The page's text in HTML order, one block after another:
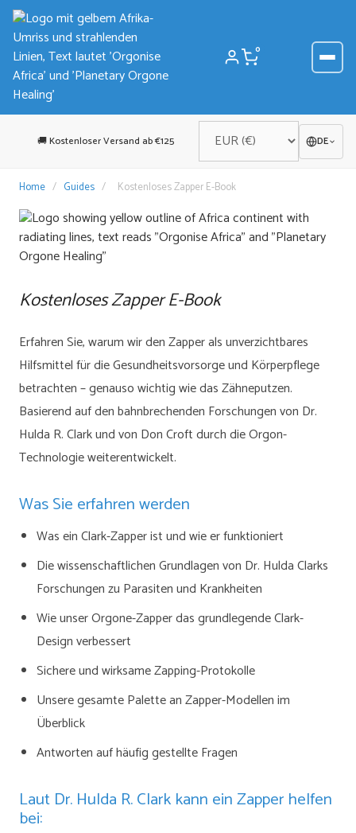
Zum
Inhalt
springen
0
🚚 Kostenloser Versand ab €125 DE
Home / Guides / Kostenloses Zapper E-Book
Kostenloses Zapper E-Book
Erfahren Sie, warum wir den Zapper als unverzichtbares
Hilfsmittel für die Gesundheitsvorsorge und Körperpflege
betrachten – genauso wichtig wie das Zähneputzen.
Basierend auf den bahnbrechenden Forschungen von Dr.
Hulda R. Clark und von Don Croft durch die Orgon-
Technologie weiterentwickelt.
Was Sie erfahren werden
Was ein Clark-Zapper ist und wie er funktioniert
Die wissenschaftlichen Grundlagen von Dr. Hulda Clarks
Forschungen zu Parasiten und Krankheiten
Wie unser Orgone-Zapper das grundlegende Clark-
Design verbessert
Sichere und wirksame Zapping-Protokolle
Unsere gesamte Palette an Zapper-Modellen im
Überblick
Antworten auf häufig gestellte Fragen
Laut Dr. Hulda R. Clark kann ein Zapper helfen
bei: